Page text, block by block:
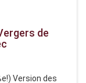
de
Version des